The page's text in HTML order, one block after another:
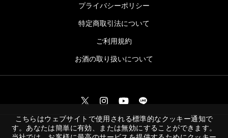
プライバシーポリシー
特定商取引法について
ご利用規約
お酒の取り扱いについて
こちらはウェブサイトで使用される標準的なクッキー通知で
す。あなたは簡単に有効、または無効にすることができます。